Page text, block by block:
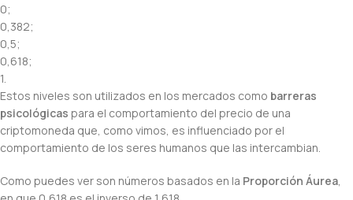
0;
0,382;
0,5;
0,618;
1.
Estos niveles son utilizados en los mercados como barreras
psicológicas para el comportamiento del precio de una
criptomoneda que, como vimos, es influenciado por el
comportamiento de los seres humanos que las intercambian.
Como puedes ver son números basados en la Proporción Áurea,